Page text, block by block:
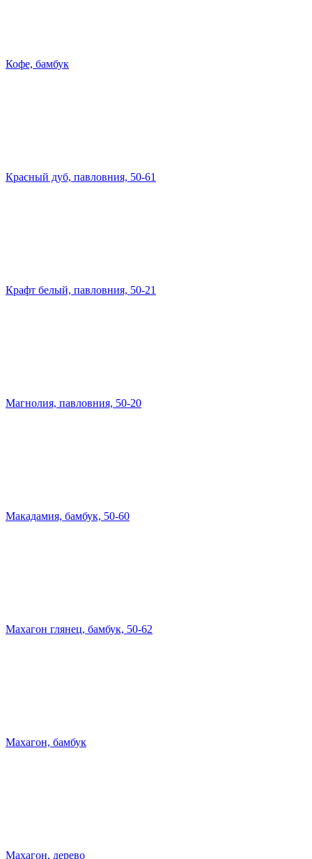
Кофе, бамбук
Красный дуб, павловния, 50-61
Крафт белый, павловния, 50-21
Магнолия, павловния, 50-20
Макадамия, бамбук, 50-60
Махагон глянец, бамбук, 50-62
Махагон, бамбук
Махагон, дерево